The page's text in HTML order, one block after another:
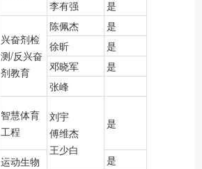
李有强
是
兴奋剂检
测/反兴奋
剂教育
陈佩杰
是
徐昕
是
邓晓军
是
张峰
智慧体育
工程
刘宇
傅维杰
王少白
是
运动生物
是